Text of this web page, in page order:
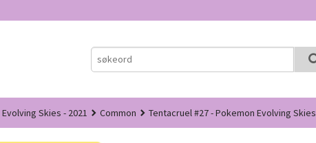
Evolving Skies - 2021 Common Tentacruel #27 - Pokemon Evolving Skies